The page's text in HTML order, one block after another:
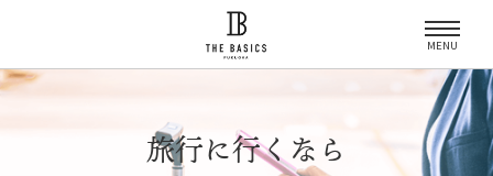
MENU
旅行に行くなら